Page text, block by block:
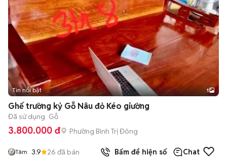
Tin nổi bật 1
Ghế trường kỷ Gỗ Nâu đỏ Kéo giường
Đã sử dụng Gỗ
3.800.000 đ Phường Bình Trị Đông
Tâm 3.9 26 đã bán Bấm để hiện số Chat